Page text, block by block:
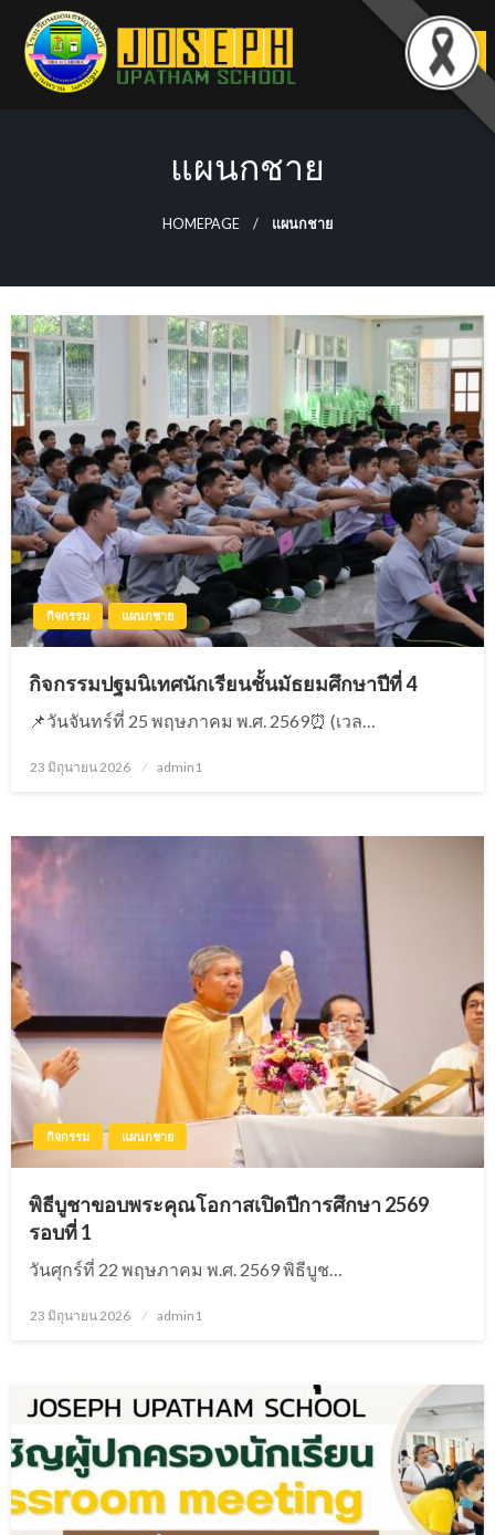
content
แผนกชาย
HOMEPAGE แผนกชาย
กิจกรรม แผนกชาย
กิจกรรมปฐมนิเทศนักเรียนชั้นมัธยมศึกษาปีที่ 4
📌วันจันทร์ที่ 25 พฤษภาคม พ.ศ. 2569⏰ (เวล…
Posted
23 มิถุนายน 2026 admin1
กิจกรรม แผนกชาย
พิธีบูชาขอบพระคุณโอกาสเปิดปีการศึกษา 2569
รอบที่ 1
วันศุกร์ที่ 22 พฤษภาคม พ.ศ. 2569 พิธีบูช…
Posted
23 มิถุนายน 2026 admin1